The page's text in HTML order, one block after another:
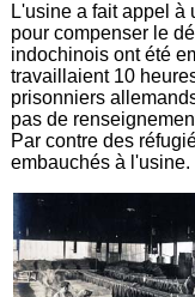
L'usine a fait appel
pour compenser le
indochinois ont été
travaillaient 10
prisonniers
pas de
Par contre des
embauchés à l'usine.